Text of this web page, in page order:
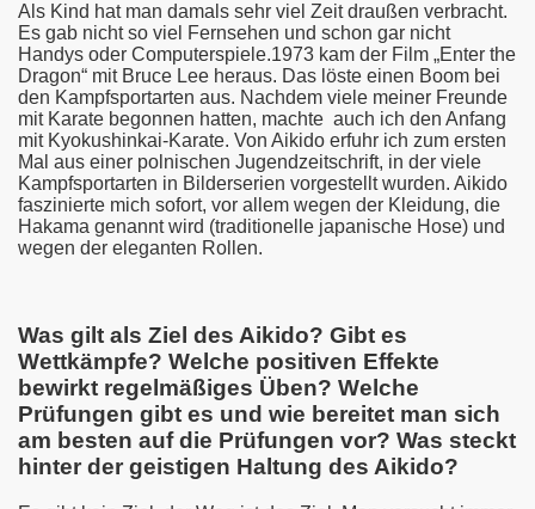
Als Kind hat man damals sehr viel Zeit draußen verbracht.
Es gab nicht so viel Fernsehen und schon gar nicht
Handys oder Computerspiele.1973 kam der Film „Enter the
Dragon“ mit Bruce Lee heraus. Das löste einen Boom bei
den Kampfsportarten aus. Nachdem viele meiner Freunde
mit Karate begonnen hatten, machte auch ich den Anfang
mit Kyokushinkai-Karate. Von Aikido erfuhr ich zum ersten
Mal aus einer polnischen Jugendzeitschrift, in der viele
Kampfsportarten in Bilderserien vorgestellt wurden. Aikido
faszinierte mich sofort, vor allem wegen der Kleidung, die
Hakama genannt wird (traditionelle japanische Hose) und
wegen der eleganten Rollen.
Was gilt als Ziel des Aikido? Gibt es
Wettkämpfe? Welche positiven Effekte
bewirkt regelmäßiges Üben? Welche
Prüfungen gibt es und wie bereitet man sich
am besten auf die Prüfungen vor? Was steckt
hinter der geistigen Haltung des Aikido?